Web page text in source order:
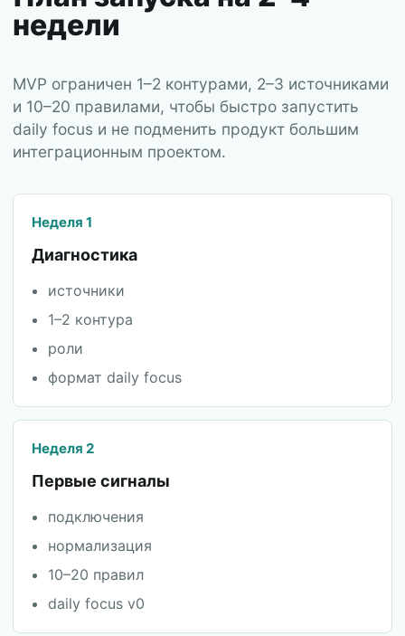
недели
MVP ограничен 1–2 контурами, 2–3 источниками
и 10–20 правилами, чтобы быстро запустить
daily focus и не подменить продукт большим
интеграционным проектом.
Неделя 1
Диагностика
источники
1–2 контура
роли
формат daily focus
Неделя 2
Первые сигналы
подключения
нормализация
10–20 правил
daily focus v0